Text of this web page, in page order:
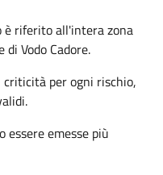
è riferito all'intera zona
Vodo Cadore.
per ogni rischio,
essere emesse più